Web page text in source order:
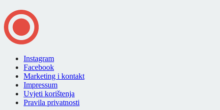
Instagram
Facebook
Marketing i kontakt
Impressum
Uvjeti korištenja
Pravila privatnosti